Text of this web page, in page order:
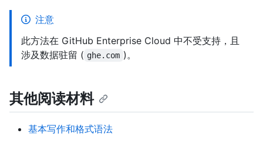
注意
此方法在 GitHub Enterprise Cloud 中不受支持，且
涉及数据驻留 ( ghe.com )。
其他阅读材料
基本写作和格式语法